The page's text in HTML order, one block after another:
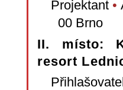
Projektant •
00 Brno
II. místo:
resort